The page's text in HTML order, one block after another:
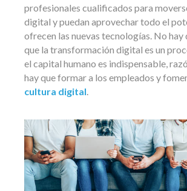
profesionales cualificados para
digital y puedan aprovechar todo el
ofrecen las nuevas tecnologías. No hay
que la transformación digital es un
el capital humano es indispensable,
hay que formar a los empleados y
cultura digital.